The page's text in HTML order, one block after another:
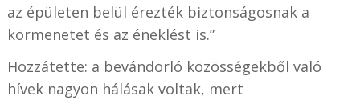
az épületen belül érezték biztonságosnak a
körmenetet és az éneklést is.”
Hozzátette: a bevándorló közösségekből való
hívek nagyon hálásak voltak, mert